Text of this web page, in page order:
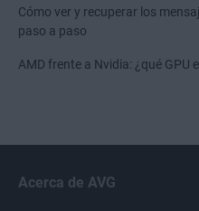
Cómo ver y recuperar los
paso a paso
AMD frente a Nvidia: ¿qué GPU
Acerca de AVG